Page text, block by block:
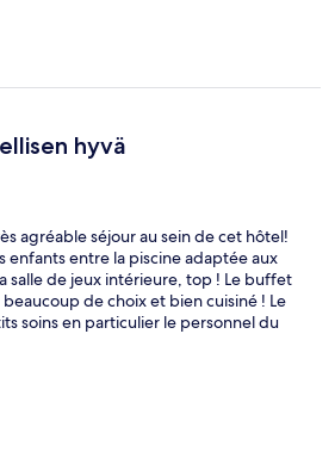
hyvä
agréable séjour au sein de cet hôtel!
enfants entre la piscine adaptée aux
salle de jeux intérieure, top ! Le buffet
de choix et bien cuisiné ! Le
soins en particulier le personnel du